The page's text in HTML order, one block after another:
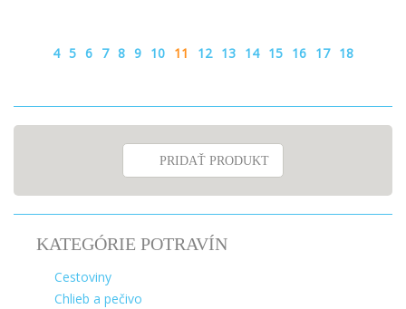
olej,zvlhčovadlá:sorbit,arómy,soľ. Môže obsahovať
4 5 6 7 8 9 10 11 12 13 14 15 16 17 18
PRIDAŤ PRODUKT
KATEGÓRIE POTRAVÍN
Cestoviny
Chlieb a pečivo